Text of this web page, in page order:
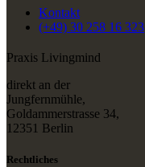
Kontakt
(+49) 30 258 16 323
Praxis Livingmind
direkt an der
Jungfernmühle,
Goldammerstrasse 34,
12351 Berlin
Rechtliches